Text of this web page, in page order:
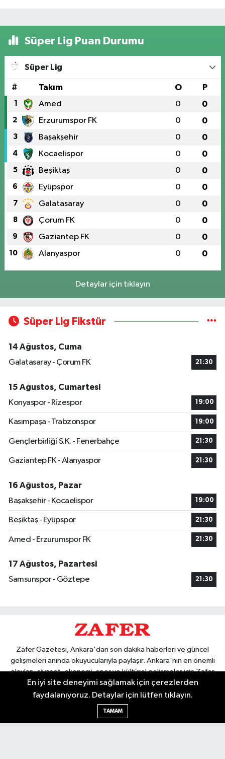
Süper Lig Puan Durumu
Süper Lig
# Takım O P
1 Amed 0 0
2 Erzurumspor FK 0 0
3 Başakşehir 0 0
4 Kocaelispor 0 0
5 Beşiktaş 0 0
6 Eyüpspor 0 0
7 Galatasaray 0 0
8 Çorum FK 0 0
9 Gaziantep FK 0 0
10 Alanyaspor 0 0
Detaylar için tıklayın
Süper Lig Fikstür
14 Ağustos, Cuma
Galatasaray - Çorum FK
21:30
15 Ağustos, Cumartesi
Konyaspor - Rizespor
19:00
Kasımpaşa - Trabzonspor 19:00
Gençlerbirliği S.K. - Fenerbahçe 21:30
Gaziantep FK - Alanyaspor 21:30
16 Ağustos, Pazar
Başakşehir - Kocaelispor
19:00
Beşiktaş - Eyüpspor 21:30
Amed - Erzurumspor FK 21:30
17 Ağustos, Pazartesi
Samsunspor - Göztepe
21:30
Zafer Gazetesi, Ankara'dan son dakika haberleri ve güncel
gelişmeleri anında okuyucularıyla paylaşır. Ankara'nın en önemli
olayları, siyaset, ekonomi, spor ve kültürel gelişmeler için Zafer
Gazetesi'ni takip edin. Başkentin güvendiği haber kaynağı.
En iyi site deneyimi sağlamak için çerezlerden
faydalanıyoruz. Detaylar için lütfen tıklayın.
TAMAM